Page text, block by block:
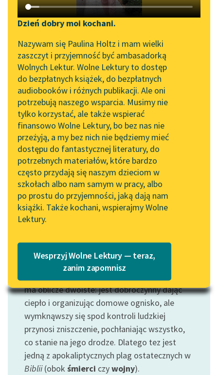
Katalog DAISY
Podkasty o książkach
Zgłoś brak utworu
Aktualności
Zapraszamy na spotkanie
online z tłumaczkami
literatury skandynawskiej
Spotkanie z Katarzyną
Tunkiel w Oslo
Wolne Lektury na 32.
Pol’and’Rock Festivalu
„Kochanek Lady
Chatterley” do słuchania
na Wolnych Lekturach
Nowy audiobook –
„Marzenie o Oriencie”
Lektury szkolne i klasyka
literatury do słuchania dla
uczennic i uczniów z
niepełnosprawnościami
E-kolekcja lektur
szkolnych i literatury do
słuchania dla uczennic i
Narzędzia
Mapa Wolnych Lektur
Leśmianator
Przewodnik dla piszących i
czytających
API
OAI-PMH
Widget Wolnych Lektur
Przypisy
Katalog w formacie PDF
Dzień dobry moi kochani.
Nazywam się Paulina Holtz i mam wielki
zaszczyt i przyjemność być ambasadorką
Wolnych Lektur. Wolne Lektury to dostęp
do bezpłatnych książek, do bezpłatnych
audiobooków i różnych publikacji. Ale oni
potrzebują naszego wsparcia. Musimy nie
tylko korzystać, ale także wspierać
finansowo Wolne Lektury, bo bez nas nie
przeżyją, a my bez nich nie będziemy mieć
dostępu do fantastycznej literatury, do
potrzebnych materiałów, które bardzo
często przydają się naszym dzieciom w
szkołach albo nam samym w pracy, albo
po prostu do przyjemności, jaką dają nam
książki. Także kochani, wspierajmy Wolne
Lektury.
Wesprzyj Wolne Lektury — teraz,
zanim zapomnisz
Franciszek Karpiński
Reguły dla
gospodarzów
domu
W zagrodzie i blisko
niej niech się nic nie
pali,
Ogień wielu pogubił, co
mu...
Czytaj więcej
Motyw: Ogień
, ogień
ma oblicze dwoiste: jest dobroczynny dając
ciepło i organizując domowe ognisko, ale
wymknąwszy się spod kontroli ludzkiej
przynosi zniszczenie, pochłaniając wszystko,
co stanie na jego drodze. Dlatego tez jest
jedną z apokaliptycznych plag ostatecznych w
Biblii(obok śmierci czywojny).